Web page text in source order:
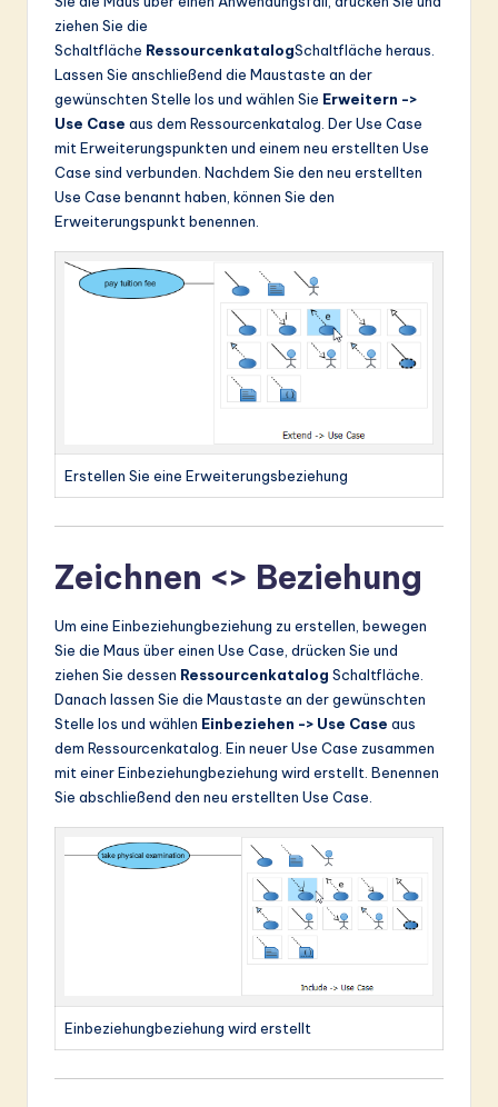
ziehen Sie die
Schaltfläche RessourcenkatalogSchaltfläche heraus.
Lassen Sie anschließend die Maustaste an der
gewünschten Stelle los und wählen Sie Erweitern ->
Use Case aus dem Ressourcenkatalog. Der Use Case
mit Erweiterungspunkten und einem neu erstellten Use
Case sind verbunden. Nachdem Sie den neu erstellten
Use Case benannt haben, können Sie den
Erweiterungspunkt benennen.
Erstellen Sie eine Erweiterungsbeziehung
Zeichnen <> Beziehung
Um eine Einbeziehungbeziehung zu erstellen, bewegen
Sie die Maus über einen Use Case, drücken Sie und
ziehen Sie dessen Ressourcenkatalog Schaltfläche.
Danach lassen Sie die Maustaste an der gewünschten
Stelle los und wählen Einbeziehen -> Use Case aus
dem Ressourcenkatalog. Ein neuer Use Case zusammen
mit einer Einbeziehungbeziehung wird erstellt. Benennen
Sie abschließend den neu erstellten Use Case.
Einbeziehungbeziehung wird erstellt